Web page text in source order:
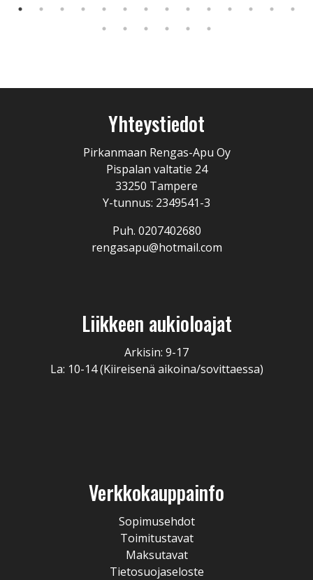
Yhteystiedot
Pirkanmaan Rengas-Apu Oy
Pispalan valtatie 24
33250 Tampere
Y-tunnus: 2349541-3
Puh. 0207402680
rengasapu@hotmail.com
Liikkeen aukioloajat
Arkisin: 9-17
La: 10-14 (Kiireisenä aikoina/sovittaessa)
Verkkokauppainfo
Sopimusehdot
Toimitustavat
Maksutavat
Tietosuojaseloste